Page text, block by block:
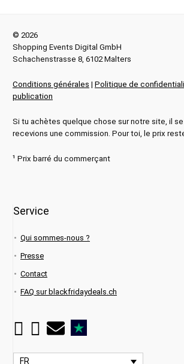
© 2026
Shopping Events Digital GmbH
Schachenstrasse 8, 6102 Malters
Conditions générales | Politique de
publication
Si tu achètes quelque chose sur notre site, il
recevions une commission. Pour toi, le prix
¹ Prix barré du commerçant
Service
Qui sommes-nous ?
Presse
Contact
FAQ sur blackfridaydeals.ch
FR